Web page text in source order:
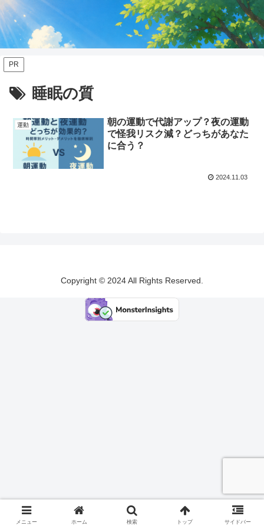
PR
睡眠の質
運動
朝の運動で代謝アップ？夜の運動
で怪我リスク減？どっちがあなた
に合う？
2024.11.03
Copyright © 2024 All Rights Reserved.
メニュー ホーム 検索 トップ サイドバー